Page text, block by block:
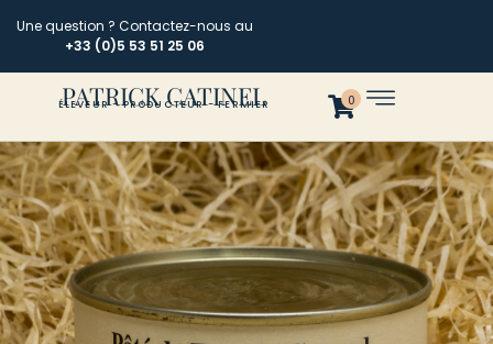
Une question ? Contactez-nous au
+33 (0)5 53 51 25 06
PATRICK CATINEL
ÉLEVEUR - PRODUCTEUR - FERMIER 0